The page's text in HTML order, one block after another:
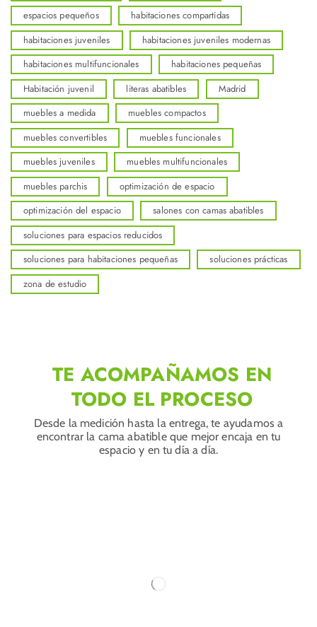
espacios pequeños
habitaciones compartidas
habitaciones juveniles
habitaciones juveniles modernas
habitaciones multifuncionales
habitaciones pequeñas
Habitación juvenil
literas abatibles
Madrid
muebles a medida
muebles compactos
muebles convertibles
muebles funcionales
muebles juveniles
muebles multifuncionales
muebles parchis
optimización de espacio
optimización del espacio
salones con camas abatibles
soluciones para espacios reducidos
soluciones para habitaciones pequeñas
soluciones prácticas
zona de estudio
TE ACOMPAÑAMOS EN
TODO EL PROCESO
Desde la medición hasta la entrega, te ayudamos a
encontrar la cama abatible que mejor encaja en tu
espacio y en tu día a día.